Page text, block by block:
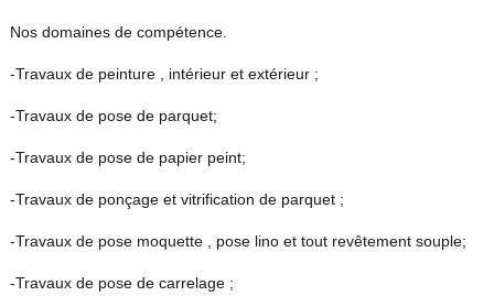
Nos domaines de compétence.
-Travaux de peinture , intérieur et extérieur ;
-Travaux de pose de parquet;
-Travaux de pose de papier peint;
-Travaux de ponçage et vitrification de parquet ;
-Travaux de pose moquette , pose lino et tout revêtement souple;
-Travaux de pose de carrelage ;